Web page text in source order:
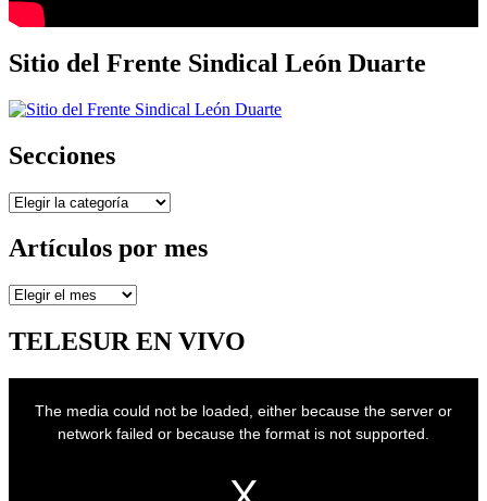
Sitio del Frente Sindical León Duarte
Secciones
Secciones
Artículos por mes
Artículos
mes
TELESUR EN VIVO